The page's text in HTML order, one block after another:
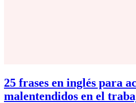
25 frases en inglés para
malentendidos en el